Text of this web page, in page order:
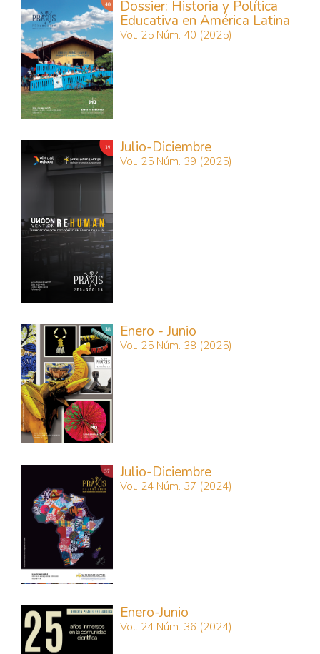
Dossier: Historia y Política
Educativa en América Latina
Vol. 25 Núm. 40 (2025)
Julio-Diciembre
Vol. 25 Núm. 39 (2025)
Enero - Junio
Vol. 25 Núm. 38 (2025)
Julio-Diciembre
Vol. 24 Núm. 37 (2024)
Enero-Junio
Vol. 24 Núm. 36 (2024)